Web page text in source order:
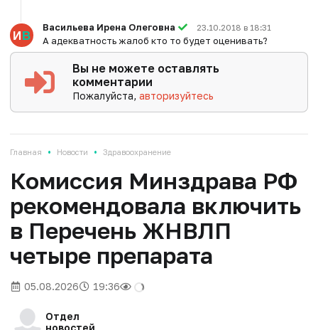
Васильева Ирена Олеговна 23.10.2018 в 18:31
А адекватность жалоб кто то будет оценивать?
Вы не можете оставлять
комментарии
Пожалуйста,авторизуйтесь
Главная • Новости • Здравоохранение
Комиссия Минздрава РФ
рекомендовала включить
в Перечень ЖНВЛП
четыре препарата
05.08.2026 19:36
Отдел
новостей